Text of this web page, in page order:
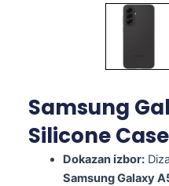
Samsung
Silicone
Dokazan izbor:
Samsung Galaxy